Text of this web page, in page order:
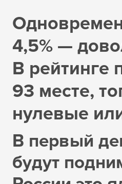
4,5% —
В рейтинге
93 месте,
нулевые
В первый
будут